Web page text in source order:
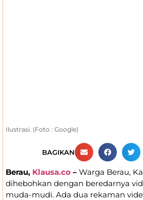
Ilustrasi. (Foto : Google)
BAGIKAN
Berau, Klausa.co – Warga Berau,
dihebohkan dengan beredarnya
muda-mudi. Ada dua rekaman